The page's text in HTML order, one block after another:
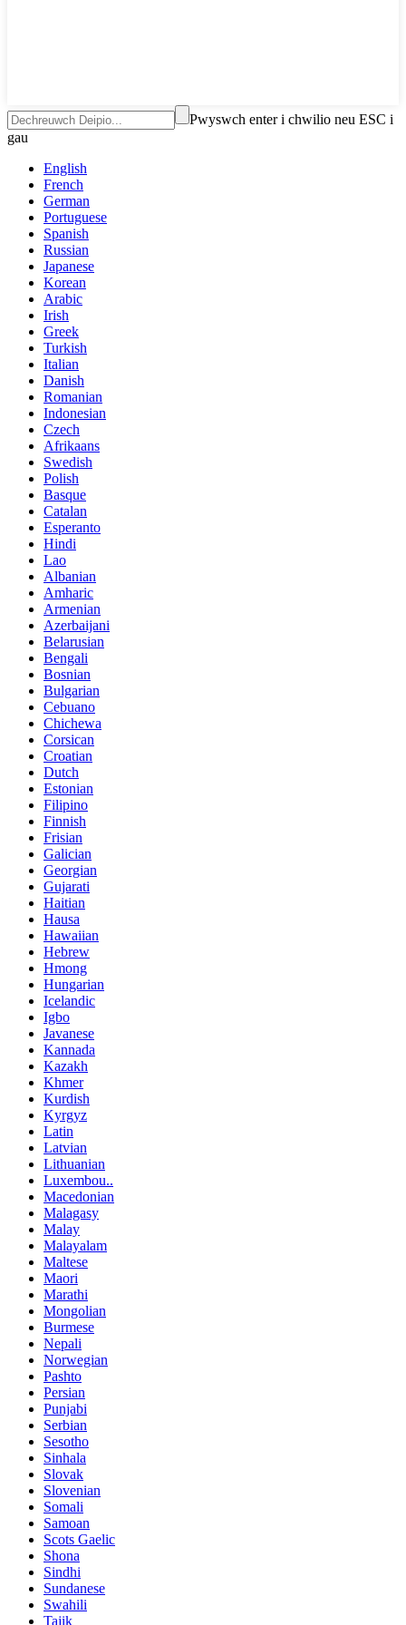
Pwyswch enter i chwilio neu ESC i
gau
English
French
German
Portuguese
Spanish
Russian
Japanese
Korean
Arabic
Irish
Greek
Turkish
Italian
Danish
Romanian
Indonesian
Czech
Afrikaans
Swedish
Polish
Basque
Catalan
Esperanto
Hindi
Lao
Albanian
Amharic
Armenian
Azerbaijani
Belarusian
Bengali
Bosnian
Bulgarian
Cebuano
Chichewa
Corsican
Croatian
Dutch
Estonian
Filipino
Finnish
Frisian
Galician
Georgian
Gujarati
Haitian
Hausa
Hawaiian
Hebrew
Hmong
Hungarian
Icelandic
Igbo
Javanese
Kannada
Kazakh
Khmer
Kurdish
Kyrgyz
Latin
Latvian
Lithuanian
Luxembou..
Macedonian
Malagasy
Malay
Malayalam
Maltese
Maori
Marathi
Mongolian
Burmese
Nepali
Norwegian
Pashto
Persian
Punjabi
Serbian
Sesotho
Sinhala
Slovak
Slovenian
Somali
Samoan
Scots Gaelic
Shona
Sindhi
Sundanese
Swahili
Tajik